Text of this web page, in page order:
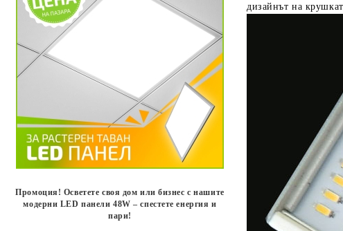
Промоция! Осветете своя дом или бизнес с нашите
модерни LED панели 48W – спестете енергия и
пари!
дизайнът на